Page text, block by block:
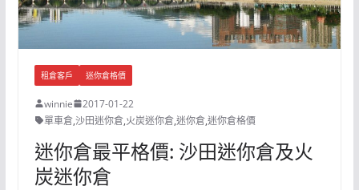
租倉客戶 迷你倉格價
winnie
2017-01-22
單車倉,沙田迷你倉,火炭迷你倉,迷你倉,迷你倉格價
迷你倉最平格價: 沙田迷你倉及火
炭迷你倉